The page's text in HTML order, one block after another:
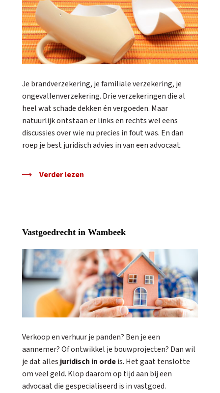
Je brandverzekering, je familiale verzekering, je
ongevallenverzekering. Drie verzekeringen die al
heel wat schade dekken én vergoeden. Maar
natuurlijk ontstaan er links en rechts wel eens
discussies over wie nu precies in fout was. En dan
roep je best juridisch advies in van een advocaat.
Verder lezen
Vastgoedrecht in Wambeek
Verkoop en verhuur je panden? Ben je een
aannemer? Of ontwikkel je bouwprojecten? Dan wil
je dat alles juridisch in ordeis. Het gaat tenslotte
om veel geld. Klop daarom op tijd aan bij een
advocaat die gespecialiseerd is in vastgoed.